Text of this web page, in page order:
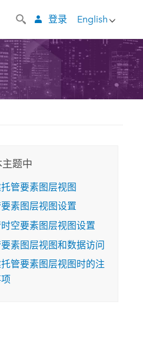
English
登录
题中
管要素图层视图
素图层视图设置
空要素图层视图设置
素图层视图和数据访问
管要素图层视图时的注